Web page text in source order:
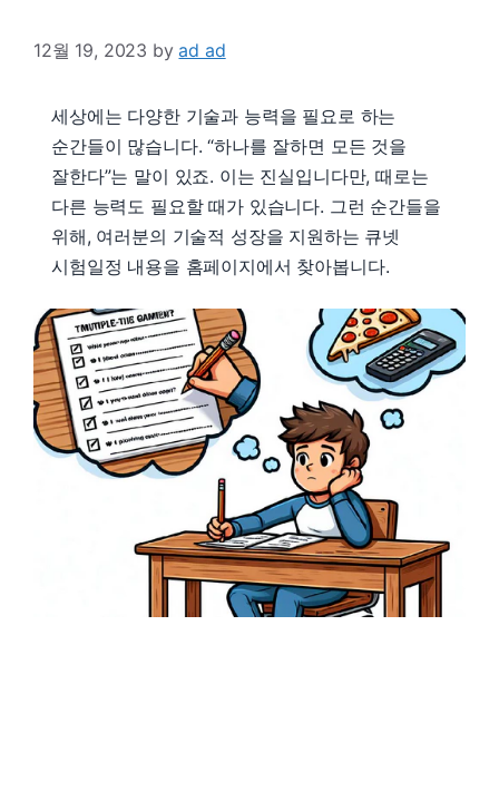
12월 19, 2023 byad ad
세상에는 다양한 기술과 능력을 필요로 하는
순간들이 많습니다. “하나를 잘하면 모든 것을
잘한다”는 말이 있죠. 이는 진실입니다만, 때로는
다른 능력도 필요할 때가 있습니다. 그런 순간들을
위해, 여러분의 기술적 성장을 지원하는 큐넷
시험일정 내용을 홈페이지에서 찾아봅니다.